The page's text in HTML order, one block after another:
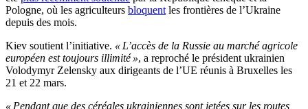
Pologne, où les agriculteurs bloquent les frontières de l’Ukraine
depuis des mois.
Kiev soutient l’initiative. « L’accès de la Russie au marché agricole
européen est toujours illimité », a reproché le président ukrainien
Volodymyr Zelensky aux dirigeants de l’UE réunis à Bruxelles les
21 et 22 mars.
« Pendant que des céréales ukrainiennes sont jetées sur les routes